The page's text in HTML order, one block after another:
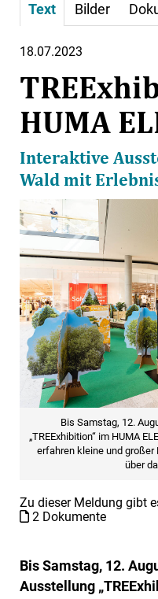
Text Bilder
18.07.2023
HUMA
Interaktive
Wald mit
Bis Samstag, 12.
„TREExhibition“ im HUMA
erfahren kleine und
über
Zu dieser Meldung gibt
2 Dokumente
Bis Samstag, 12.
Ausstellung